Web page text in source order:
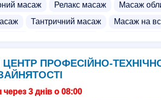
масаж Релакс масаж Масаж
Тантричний масаж Масаж на
масаж Екзотичний масаж
масажу Курси тактичної
ПРОФЕСІЙНО-
3 днів о 08:00